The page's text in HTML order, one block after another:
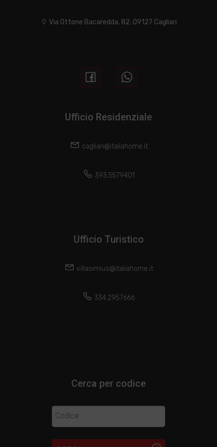
Via Ottone Bacaredda, 82, 09127 Cagliari
Ufficio Residenziale
cagliari@italiahome.it
393.5579401
Ufficio Turistico
villasimius@italiahome.it
334.2957666
Cerca per codice